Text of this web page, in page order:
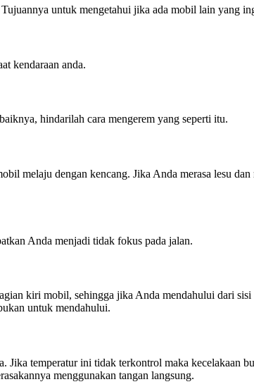
untuk mengetahui jika ada mobil lain yang
kendaraan anda.
hindarilah cara mengerem yang seperti itu.
melaju dengan kencang. Jika Anda merasa lesu
Anda menjadi tidak fokus pada jalan.
kiri mobil, sehingga jika Anda mendahului dari
untuk mendahului.
Jika temperatur ini tidak terkontrol maka kecelakaan
menggunakan tangan langsung.